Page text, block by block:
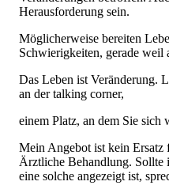
Herausforderung sein.
Möglicherweise bereiten
Schwierigkeiten, gerade weil
Das Leben ist Veränderung.
an der talking corner,
einem Platz, an dem Sie sich
Mein Angebot ist kein Ersatz
Ärztliche Behandlung. Sollte
eine solche angezeigt ist,